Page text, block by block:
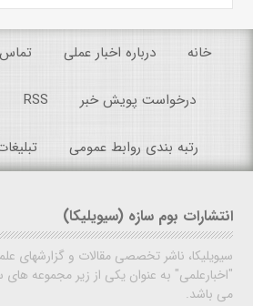
خانه درباره اخبار عملی تماس
درخواست پویش خبر RSS
رتبه بندی روابط عمومی
انتشارات بوم سازه (سیویلیکا)
سیویلیکا، ناشر تخصصی مقالات و گزارشهای
"اخبارعلمی" به عنوان یکی از زیر مجموعه های
می باشد.